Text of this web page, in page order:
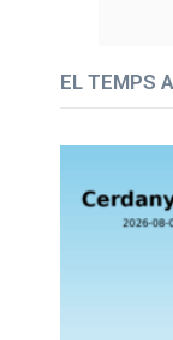
EL TEMPS